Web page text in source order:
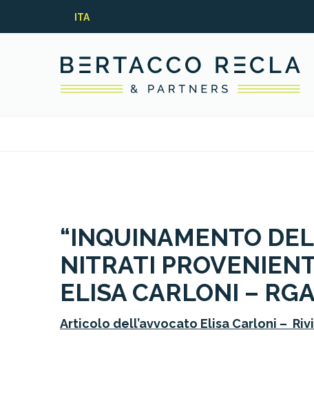
ITA
“INQUINAMENTO
NITRATI
ELISA CARLONI –
Articolo dell’avvocato Elisa Carloni –